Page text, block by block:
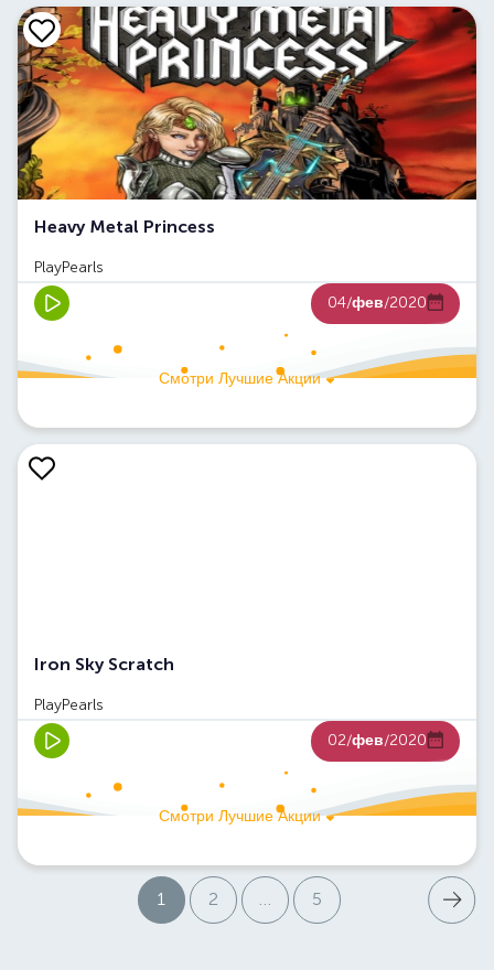
Heavy Metal Princess
PlayPearls
04/фев/2020
Смотри Лучшие Акции
Iron Sky Scratch
PlayPearls
02/фев/2020
Смотри Лучшие Акции
1 2 … 5